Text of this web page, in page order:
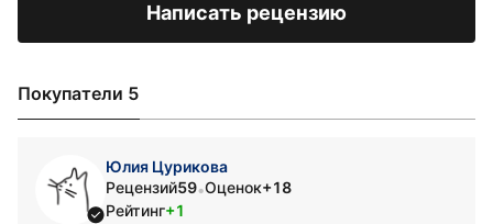
Написать рецензию
Покупатели 5
Юлия Цурикова
Рецензий59•Оценок+18
Рейтинг+1